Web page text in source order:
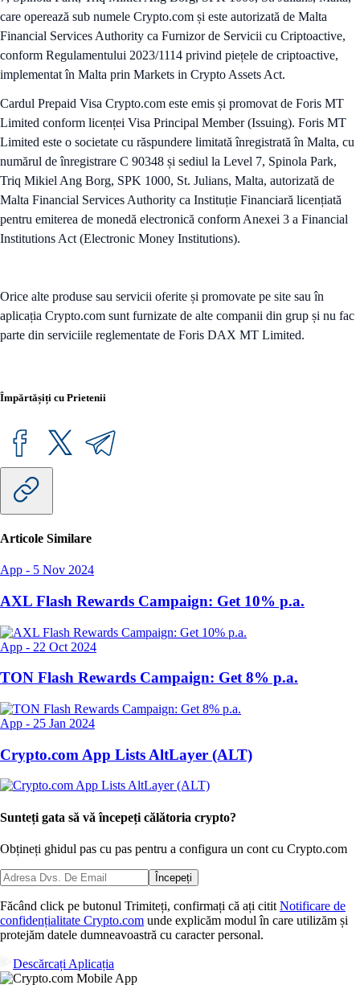
care operează sub numele Crypto.com și este autorizată de Malta
Financial Services Authority ca Furnizor de Servicii cu Criptoactive,
conform Regulamentului 2023/1114 privind piețele de criptoactive,
implementat în Malta prin Markets in Crypto Assets Act.
Cardul Prepaid Visa Crypto.com este emis și promovat de Foris MT
Limited conform licenței Visa Principal Member (Issuing). Foris MT
Limited este o societate cu răspundere limitată înregistrată în Malta, cu
numărul de înregistrare C 90348 și sediul la Level 7, Spinola Park,
Triq Mikiel Ang Borg, SPK 1000, St. Julians, Malta, autorizată de
Malta Financial Services Authority ca Instituție Financiară licențiată
pentru emiterea de monedă electronică conform Anexei 3 a Financial
Institutions Act (Electronic Money Institutions).
Orice alte produse sau servicii oferite și promovate pe site sau în
aplicația Crypto.com sunt furnizate de alte companii din grup și nu fac
parte din serviciile reglementate de Foris DAX MT Limited.
Împărtășiți cu Prietenii
Articole Similare
App - 5 Nov 2024
AXL Flash Rewards Campaign: Get 10% p.a.
App - 22 Oct 2024
TON Flash Rewards Campaign: Get 8% p.a.
App - 25 Jan 2024
Crypto.com App Lists AltLayer (ALT)
Sunteți gata să vă începeți călătoria crypto?
Obțineți ghidul pas cu pas pentru a configura un cont cu Crypto.com
Începeți
Făcând click pe butonul Trimiteți, confirmați că ați citit Notificare de
confidențialitate Crypto.com unde explicăm modul în care utilizăm și
protejăm datele dumneavoastră cu caracter personal.
Descărcați Aplicația